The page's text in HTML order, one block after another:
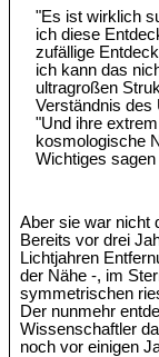
"Es ist wirklich
ich diese
zufällige
ich kann das
ultragroßen
Verständnis des
"Und ihre
kosmologische
Wichtiges
Aber sie war nicht
Bereits vor drei
Lichtjahren
der Nähe -, im
symmetrischen
Der nunmehr
Wissenschaftler
noch vor einigen